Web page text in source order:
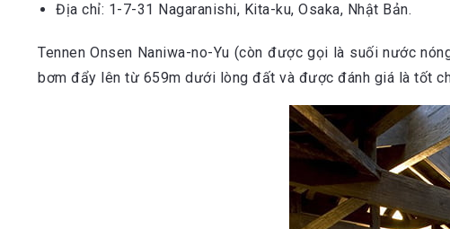
Địa chỉ: 1-7-31 Nagaranishi, Kita-ku, Osaka, Nhật Bản.
Tennen Onsen Naniwa-no-Yu (còn được gọi là suối nước
bơm đẩy lên từ 659m dưới lòng đất và được đánh giá là tốt